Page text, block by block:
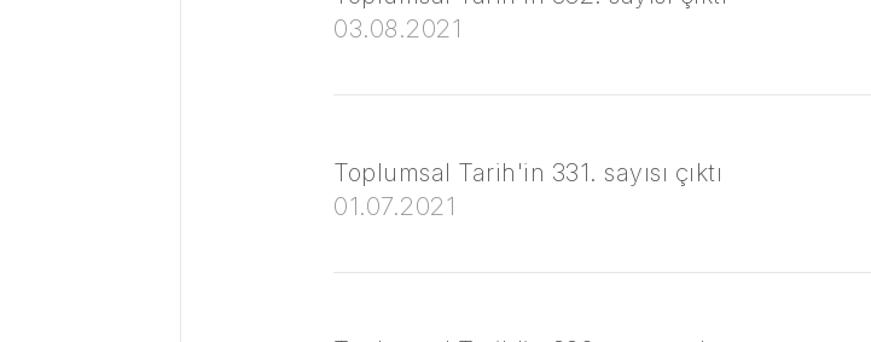
03.08.2021
Toplumsal Tarih'in 331. sayısı çıktı
01.07.2021